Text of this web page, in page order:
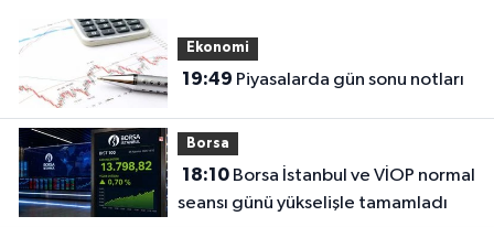
Ekonomi
19:49 Piyasalarda gün sonu notları
Borsa
18:10Borsa İstanbul ve VİOP normal
seansı günü yükselişle tamamladı